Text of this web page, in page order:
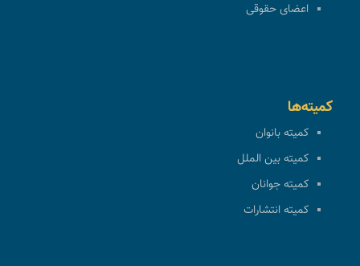
اعضای حقوقی
کمیته‌ها
کمیته بانوان
کمیته بین الملل
کمیته جوانان
کمیته انتشارات